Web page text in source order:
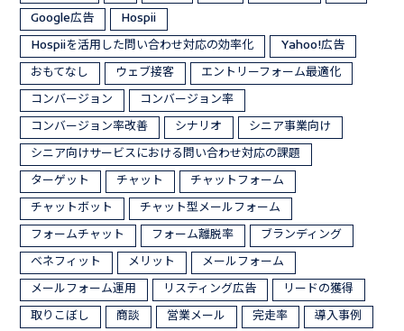
Google広告
Hospii
Hospiiを活用した問い合わせ対応の効率化
Yahoo!広告
おもてなし
ウェブ接客
エントリーフォーム最適化
コンバージョン
コンバージョン率
コンバージョン率改善
シナリオ
シニア事業向け
シニア向けサービスにおける問い合わせ対応の課題
ターゲット
チャット
チャットフォーム
チャットボット
チャット型メールフォーム
フォームチャット
フォーム離脱率
ブランディング
ベネフィット
メリット
メールフォーム
メールフォーム運用
リスティング広告
リードの獲得
取りこぼし
商談 営業メール 完走率
導入事例